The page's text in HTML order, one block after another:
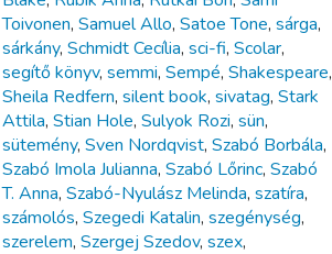
Toivonen, Samuel Allo, Satoe Tone, sárga,
sárkány, Schmidt Cecília, sci-fi, Scolar,
segítő könyv, semmi, Sempé, Shakespeare,
Sheila Redfern, silent book, sivatag, Stark
Attila, Stian Hole, Sulyok Rozi, sün,
sütemény, Sven Nordqvist, Szabó Borbála,
Szabó Imola Julianna, Szabó Lőrinc, Szabó
T. Anna, Szabó-Nyulász Melinda, szatíra,
számolós, Szegedi Katalin, szegénység,
szerelem, Szergej Szedov, szex,